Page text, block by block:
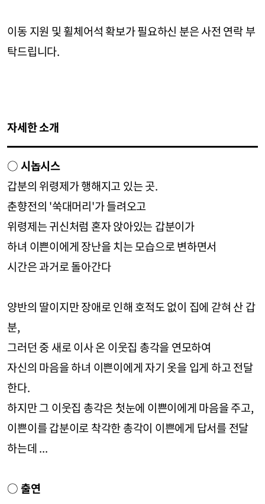
이동 지원 및 휠체어석 확보가 필요하신 분은 사전 연락 부
탁드립니다.
자세한 소개
○시놉시스
갑분의 위령제가 행해지고 있는 곳.
춘향전의 '쑥대머리'가 들려오고
위령제는 귀신처럼 혼자 앉아있는 갑분이가
하녀 이쁜이에게 장난을 치는 모습으로 변하면서
시간은 과거로 돌아간다
양반의 딸이지만 장애로 인해 호적도 없이 집에 갇혀 산 갑
분,
그러던 중 새로 이사 온 이웃집 총각을 연모하여
자신의 마음을 하녀 이쁜이에게 자기 옷을 입게 하고 전달
한다.
하지만 그 이웃집 총각은 첫눈에 이쁜이에게 마음을 주고,
이쁜이를 갑분이로 착각한 총각이 이쁜에게 답서를 전달
하는데 ...
○출연